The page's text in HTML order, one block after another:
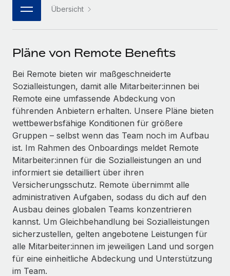
MCP
Integrationen
Tools
DIENSTLEISTUNGEN
Frag unsere Expert:innen
Hilfe von Expert:innen für globale HR & Compliance
Background-Checks
Einfacheres Bewerber:innen-Screening
Compliance Watchtower
Lückenlose Compliance
Geräteverwaltung
Globale Bereitstellung und Verfolgung von IT-
Geräten
Gründung von Niederlassungen
Schnelle, rechtssichere Gründung von
Flexible Einbettung von Global-HR-Funktionen in deine
Entdecke die Möglichkeiten einer Partnerschaft
Remote Build
Demnächst verfügbar
Beratung zu Integrationen und KI-Automatisierung
FALLSTUDIEN
So hat der KI-Vorreiter Weaviate sein Team mit
Remote um 120 % vergrößert
Weaviate auf einen Blick Weaviate entwickelt KI-basierte
Open-Source-Infrastrukturen. Das...
Mehr erfahren
Strategische Partnerschaft zwischen
Reverse Tech und Remote für Contractor
Bibliothek für Stellenbeschreibungen
Webinare
Events
Newsroom
Informationen zu Gehältern und Qualifikationen
Insights Center
Hol dir Unterstützung
BLOG
Globale Payroll
EOR und PEO
Contractor Management
Steuern
한국어 Übersicht
Pläne von Remote Benefits
Bei Remote bieten wir maßgeschneiderte
Sozialleistungen, damit alle Mitarbeiter:innen bei
Remote eine umfassende Abdeckung von
führenden Anbietern erhalten. Unsere Pläne bieten
wettbewerbsfähige Konditionen für größere
Gruppen – selbst wenn das Team noch im Aufbau
ist. Im Rahmen des Onboardings meldet Remote
Mitarbeiter:innen für die Sozialleistungen an und
informiert sie detailliert über ihren
Versicherungsschutz. Remote übernimmt alle
administrativen Aufgaben, sodass du dich auf den
Ausbau deines globalen Teams konzentrieren
kannst. Um Gleichbehandlung bei Sozialleistungen
sicherzustellen, gelten angebotene Leistungen für
alle Mitarbeiter:innen im jeweiligen Land und sorgen
für eine einheitliche Abdeckung und Unterstützung
im Team.